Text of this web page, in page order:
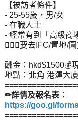
【被訪者條件】
- 25-55歲，男/女
- 在職人士
- 經常有到「高級商
☝🏻💯要去IFC/置地/
酬金：hkd$1500💰
地點：北角 港運大廈
✏詳情及報名表：
https://goo.gl/